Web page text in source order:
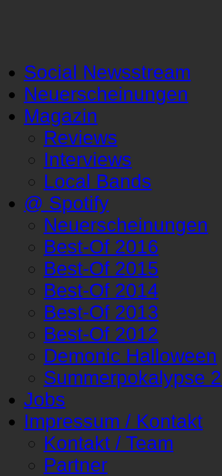
Social Newsstream
Neuerscheinungen
Magazin
Reviews
Interviews
Local Bands
@ Spotify
Neuerscheinungen
Best-Of 2016
Best-Of 2015
Best-Of 2014
Best-Of 2013
Best-Of 2012
Demonic Halloween
Summerpokalypse
Jobs
Impressum / Kontakt
Kontakt / Team
Partner